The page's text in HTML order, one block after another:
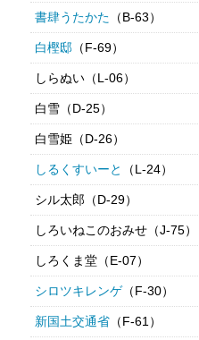
書肆うたかた （B-63）
白樫邸 （F-69）
しらぬい（L-06）
白雪（D-25）
白雪姫（D-26）
しるくすいーと （L-24）
シル太郎（D-29）
しろいねこのおみせ（J-75）
しろくま堂（E-07）
シロツキレンゲ（F-30）
新国土交通省（F-61）